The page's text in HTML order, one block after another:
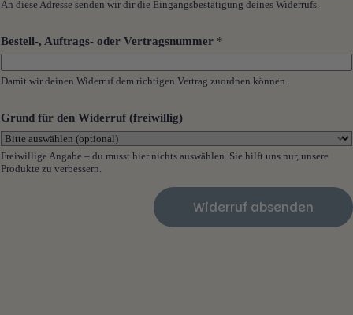
e
u
V
e
t
a
g
s
An diese Adresse senden wir dir die Eingangsbestätigung deines Widerrufs.
Bestell-, Auftrags- oder Vertragsnummer *
Damit wir deinen Widerruf dem richtigen Vertrag zuordnen können.
Grund für den Widerruf (freiwillig)
Freiwillige Angabe – du musst hier nichts auswählen. Sie hilft uns nur, unsere
Produkte zu verbessern.
Widerruf absenden